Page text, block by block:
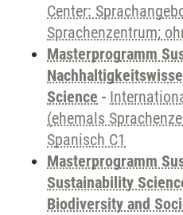
Center:
Sprachenzentrum;
Masterprogramm
Science -
(ehemals
Spanisch C1
Masterprogramm
Sustainability
Biodiversity and